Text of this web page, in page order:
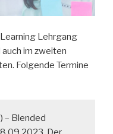
Lehrgang
auch im zweiten
Folgende Termine
– Blended